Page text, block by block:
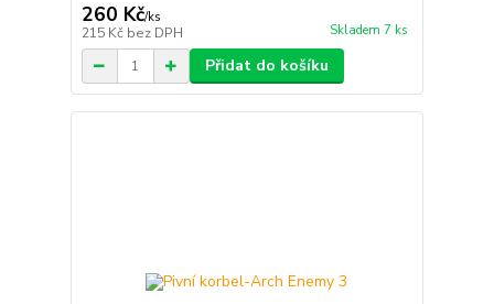
260 Kč/ks
215 Kč bez DPH Skladem 7 ks
Přidat do košíku